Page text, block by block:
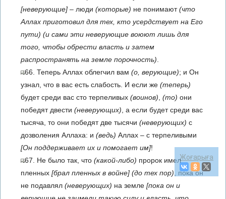
[неверующие] – люди (которые) не понимают(что
Аллах приготовил для тех, кто усердствует на Его
пути) (и сами эти неверующие воюют лишь для
того, чтобы обрести власть и затем
распространять на земле порочность)
66. Теперь Аллах облегчил вам (о, верующие); и Он
узнал, что в вас есть слабость. И если же (теперь)
будет среди вас сто терпеливых (воинов) (то) они
победят двести (неверующих) , а если будет среди вас
тысяча, то они победят две тысячи (неверующих) с
дозволения Аллаха: и (ведь) Аллах – с терпеливыми
[Он поддерживает их и помогает им]!
67. Не было так, что (какой-либо) пророк имел
пленных [брал пленных в войне] (до тех пор) , пока он
не подавлял (неверующих) на земле [пока он и
Жоғарыға